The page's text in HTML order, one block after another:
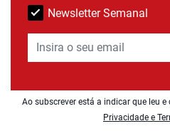
Newsletter Semanal
Ao subscrever está a indicar que leu
Privacidade e